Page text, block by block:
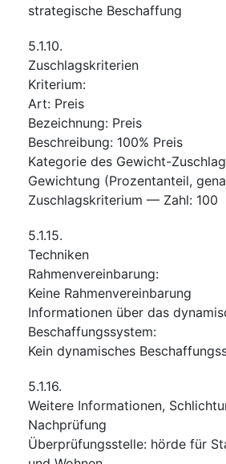
strategische Beschaffung
5.1.10.
Zuschlagskriterien
Kriterium:
Art: Preis
Bezeichnung: Preis
Beschreibung: 100% Preis
Kategorie des Gewicht-
Gewichtung (Prozentanteil,
Zuschlagskriterium — Zahl: 100
5.1.15.
Techniken
Rahmenvereinbarung:
Keine Rahmenvereinbarung
Informationen über das
Beschaffungssystem:
Kein dynamisches
5.1.16.
Weitere Informationen,
Nachprüfung
Überprüfungsstelle: hörde für